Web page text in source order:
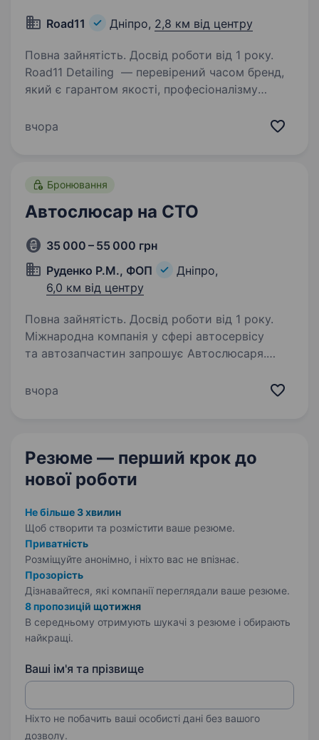
Road11 Дніпро, 2,8 км від центру
Повна зайнятість. Досвід роботи від 1 року.
Road11 Detailing — перевірений часом бренд,
який є гарантом якості, професіоналізму
тому ми раді бачити в нашій команді нових
вчора
Бронювання
Автослюсар на СТО
35 000 – 55 000 грн
Руденко Р.М., ФОП
Дніпро,
6,0 км від центру
Повна зайнятість. Досвід роботи від 1 року.
Міжнародна компанія у сфері автосервісу
та автозапчастин запрошує Автослюсаря.
Зняття/установка агрегатів Слюсарні
вчора
Резюме — перший крок до
нової роботи
Не більше 3 хвилин
Щоб створити та розмістити ваше резюме.
Приватність
Розміщуйте анонімно, і ніхто вас не впізнає.
Прозорість
Дізнавайтеся, які компанії переглядали ваше резюме.
8 пропозицій щотижня
В середньому отримують шукачі з резюме і обирають
найкращі.
Ваші ім'я та прізвище
Ніхто не побачить ваші особисті дані без вашого
дозволу.